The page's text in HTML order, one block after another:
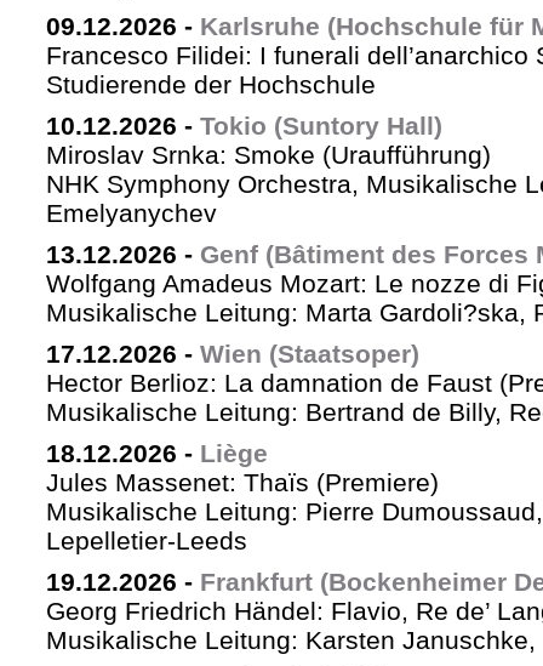
09.12.2026 - Karlsruhe (Hochschule für
Francesco Filidei: I funerali dell’anarchico
Studierende der Hochschule
10.12.2026 - Tokio (Suntory Hall)
Miroslav Srnka: Smoke (Uraufführung)
NHK Symphony Orchestra, Musikalische
Emelyanychev
13.12.2026 - Genf (Bâtiment des Forces
Wolfgang Amadeus Mozart: Le nozze di
Musikalische Leitung: Marta Gardoli?ska,
17.12.2026 - Wien (Staatsoper)
Hector Berlioz: La damnation de Faust
Musikalische Leitung: Bertrand de Billy,
18.12.2026 - Liège
Jules Massenet: Thaïs (Premiere)
Musikalische Leitung: Pierre
Lepelletier-Leeds
19.12.2026 - Frankfurt (Bockenheimer
Georg Friedrich Händel: Flavio, Re de’
Musikalische Leitung: Karsten